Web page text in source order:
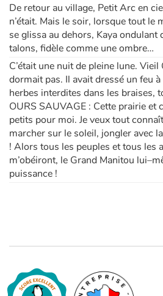
De retour au village, Petit Arc en
n’était. Mais le soir, lorsque tout le
se glissa au dehors, Kaya ondulant
talons, fidèle comme une ombre…
C’était une nuit de pleine lune. Vieil
dormait pas. Il avait dressé un feu à
herbes interdites dans les braises,
OURS SAUVAGE : Cette prairie et
petits pour moi. Je veux tout
marcher sur le soleil, jongler avec
! Alors tous les peuples et tous les
m’obéiront, le Grand Manitou
puissance !